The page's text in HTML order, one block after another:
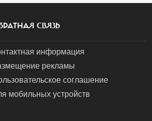
СВЯЗЬ
информация
рекламы
соглашение
мобильных устройств